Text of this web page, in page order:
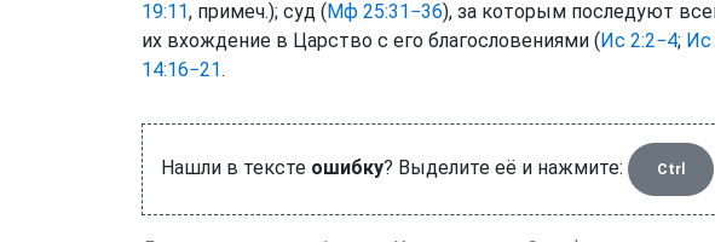
19:11, примеч.); суд (Мф 25:31−36), за которым последуют
их вхождение в Царство с его благословениями (Ис 2:2−4; Ис
14:16−21.
Нашли в тексте ошибку? Выделите её и нажмите: Ctrl